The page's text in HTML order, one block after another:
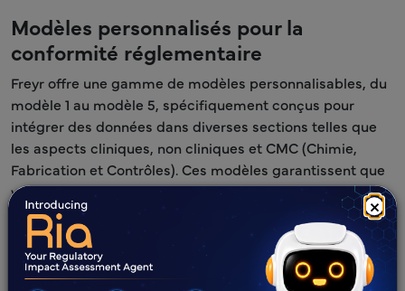
×
Modèles personnalisés pour la
conformité réglementaire
Freyr offre une gamme de modèles personnalisables, du
modèle 1 au modèle 5, spécifiquement conçus pour
intégrer des données dans diverses sections telles que
les aspects cliniques, non cliniques et CMC (Chimie,
Fabrication et Contrôles). Ces modèles garantissent que
vos documents sont non seulement conformes aux
normes réglementaires, mais aussi adaptés aux
exigences spécifiques de votre entreprise.
Engagement qualité